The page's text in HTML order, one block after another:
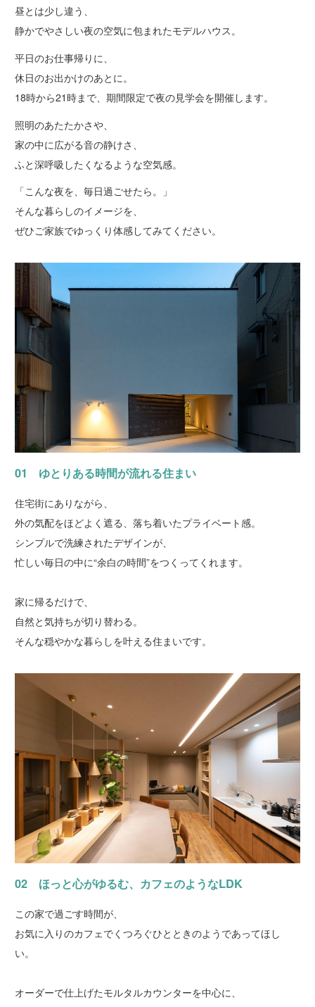
昼とは少し違う、
静かでやさしい夜の空気に包まれたモデルハウス。
平日のお仕事帰りに、
休日のお出かけのあとに。
18時から21時まで、期間限定で夜の見学会を開催します。
照明のあたたかさや、
家の中に広がる音の静けさ、
ふと深呼吸したくなるような空気感。
「こんな夜を、毎日過ごせたら。」
そんな暮らしのイメージを、
ぜひご家族でゆっくり体感してみてください。
01 ゆとりある時間が流れる住まい
住宅街にありながら、
外の気配をほどよく遮る、落ち着いたプライベート感。
シンプルで洗練されたデザインが、
忙しい毎日の中に“余白の時間”をつくってくれます。
家に帰るだけで、
自然と気持ちが切り替わる。
そんな穏やかな暮らしを叶える住まいです。
02 ほっと心がゆるむ、カフェのようなLDK
この家で過ごす時間が、
お気に入りのカフェでくつろぐひとときのようであってほし
い。
オーダーで仕上げたモルタルカウンターを中心に、